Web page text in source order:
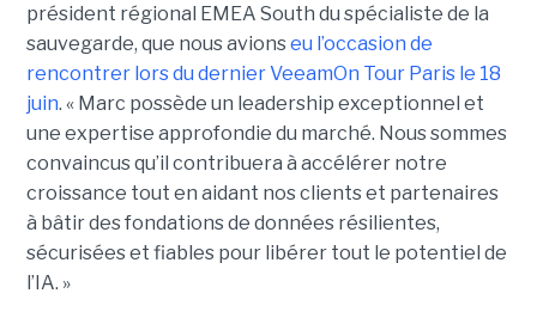
président régional EMEA South du spécialiste de la
sauvegarde, que nous avionseu l’occasion de
rencontrer lors du dernier VeeamOn Tour Paris le 18
juin. « Marc possède un leadership exceptionnel et
une expertise approfondie du marché. Nous sommes
convaincus qu’il contribuera à accélérer notre
croissance tout en aidant nos clients et partenaires
à bâtir des fondations de données résilientes,
sécurisées et fiables pour libérer tout le potentiel de
l’IA. »